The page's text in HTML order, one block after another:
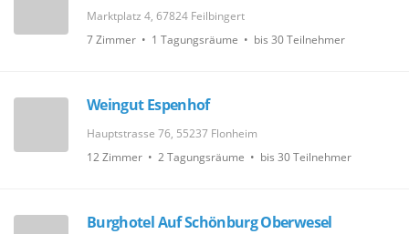
Marktplatz 4, 67824 Feilbingert
7 Zimmer • 1 Tagungsräume • bis 30 Teilnehmer
Weingut Espenhof
Hauptstrasse 76, 55237 Flonheim
12 Zimmer • 2 Tagungsräume • bis 30 Teilnehmer
Burghotel Auf Schönburg Oberwesel